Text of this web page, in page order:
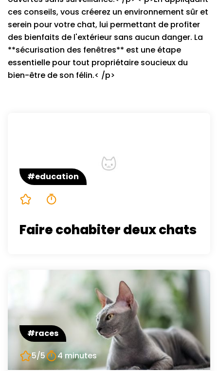
ces conseils, vous créerez un environnement sûr et
serein pour votre chat, lui permettant de profiter
des bienfaits de l'extérieur sans aucun danger. La
**sécurisation des fenêtres** est une étape
essentielle pour tout propriétaire soucieux du
bien-être de son félin.< /p>
#education
Faire cohabiter deux chats
#races
5/5
4 minutes